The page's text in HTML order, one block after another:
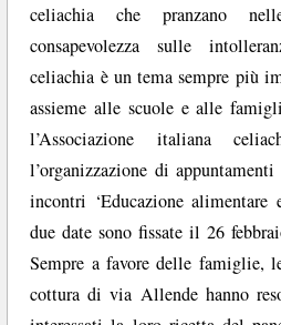
celiachia che pranzano
consapevolezza sulle
celiachia è un tema sempre più
assieme alle scuole e alle
l’Associazione italiana
l’organizzazione di
incontri ‘Educazione
due date sono fissate il 26
Sempre a favore delle famiglie,
cottura di via Allende hanno